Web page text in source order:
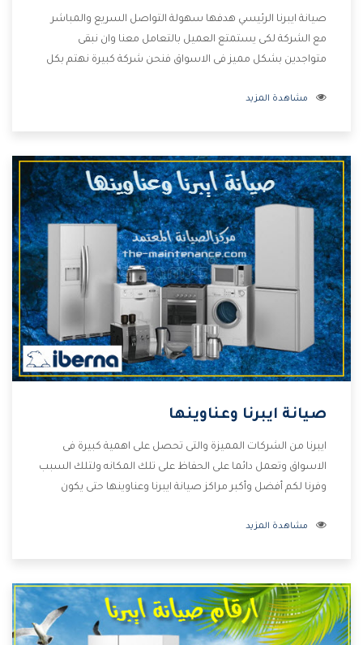
صيانة ايبرنا الرئيسي هدفها سهولة التواصل السريع والمباشر
مع الشركة لكى يستمتع العميل بالتعامل معنا وان نبقى
متواجدين بشكل مميز فى الاسواق فنحن شركة كبيرة نهتم بكل
الشركة بها والتى تكون منها خدمة الصيانة التى تكون من أهم
الأسعار التى تكون مناسبة لكثير من العملاء
مشاهدة المزيد
صيانة ايبرنا وعناوينها
ايبرنا من الشركات المميزة والتى تحصل على اهمية كبيرة فى
الاسواق وتعمل دائما على الحفاظ على تلك المكانه ولتلك السبب
وفرنا لكم أفضل وأكبر مراكز صيانة ايبرنا وعناوينها حتى يكون
دون اى ازعاج كما أننا نهتم بكل ما يحتاجه المستهلك لكى نحافظ
مشاهدة المزيد